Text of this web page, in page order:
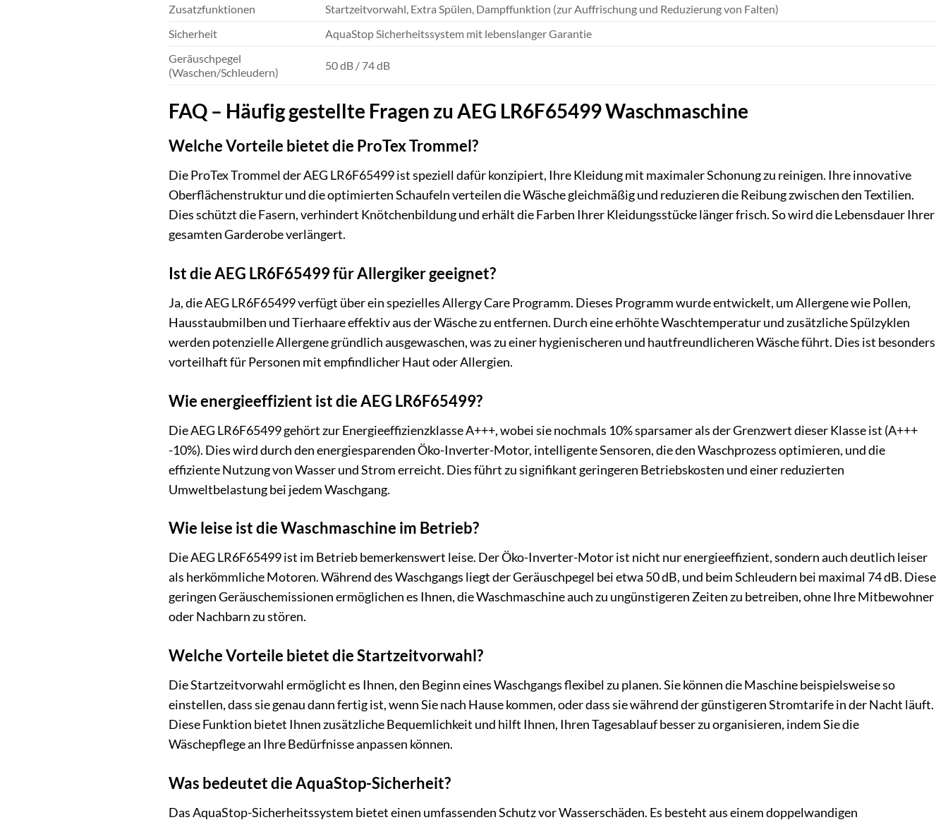
Zusatzfunktionen
Startzeitvorwahl, Extra Spülen, Dampffunktion (zur Auffrischung und Reduzierung von Falten)
Sicherheit
AquaStop Sicherheitssystem mit lebenslanger Garantie
Geräuschpegel
(Waschen/Schleudern)
50 dB / 74 dB
FAQ – Häufig gestellte Fragen zu AEG LR6F65499 Waschmaschine
Welche Vorteile bietet die ProTex Trommel?
Die ProTex Trommel der AEG LR6F65499 ist speziell dafür konzipiert, Ihre Kleidung mit maximaler Schonung zu reinigen. Ihre innovative
Oberflächenstruktur und die optimierten Schaufeln verteilen die Wäsche gleichmäßig und reduzieren die Reibung zwischen den Textilien.
Dies schützt die Fasern, verhindert Knötchenbildung und erhält die Farben Ihrer Kleidungsstücke länger frisch. So wird die Lebensdauer Ihrer
gesamten Garderobe verlängert.
Ist die AEG LR6F65499 für Allergiker geeignet?
Ja, die AEG LR6F65499 verfügt über ein spezielles Allergy Care Programm. Dieses Programm wurde entwickelt, um Allergene wie Pollen,
Hausstaubmilben und Tierhaare effektiv aus der Wäsche zu entfernen. Durch eine erhöhte Waschtemperatur und zusätzliche Spülzyklen
werden potenzielle Allergene gründlich ausgewaschen, was zu einer hygienischeren und hautfreundlicheren Wäsche führt. Dies ist besonders
vorteilhaft für Personen mit empfindlicher Haut oder Allergien.
Wie energieeffizient ist die AEG LR6F65499?
Die AEG LR6F65499 gehört zur Energieeffizienzklasse A+++, wobei sie nochmals 10% sparsamer als der Grenzwert dieser Klasse ist (A+++
-10%). Dies wird durch den energiesparenden Öko-Inverter-Motor, intelligente Sensoren, die den Waschprozess optimieren, und die
effiziente Nutzung von Wasser und Strom erreicht. Dies führt zu signifikant geringeren Betriebskosten und einer reduzierten
Umweltbelastung bei jedem Waschgang.
Wie leise ist die Waschmaschine im Betrieb?
Die AEG LR6F65499 ist im Betrieb bemerkenswert leise. Der Öko-Inverter-Motor ist nicht nur energieeffizient, sondern auch deutlich leiser
als herkömmliche Motoren. Während des Waschgangs liegt der Geräuschpegel bei etwa 50 dB, und beim Schleudern bei maximal 74 dB. Diese
geringen Geräuschemissionen ermöglichen es Ihnen, die Waschmaschine auch zu ungünstigeren Zeiten zu betreiben, ohne Ihre Mitbewohner
oder Nachbarn zu stören.
Welche Vorteile bietet die Startzeitvorwahl?
Die Startzeitvorwahl ermöglicht es Ihnen, den Beginn eines Waschgangs flexibel zu planen. Sie können die Maschine beispielsweise so
einstellen, dass sie genau dann fertig ist, wenn Sie nach Hause kommen, oder dass sie während der günstigeren Stromtarife in der Nacht läuft.
Diese Funktion bietet Ihnen zusätzliche Bequemlichkeit und hilft Ihnen, Ihren Tagesablauf besser zu organisieren, indem Sie die
Wäschepflege an Ihre Bedürfnisse anpassen können.
Was bedeutet die AquaStop-Sicherheit?
Das AquaStop-Sicherheitssystem bietet einen umfassenden Schutz vor Wasserschäden. Es besteht aus einem doppelwandigen